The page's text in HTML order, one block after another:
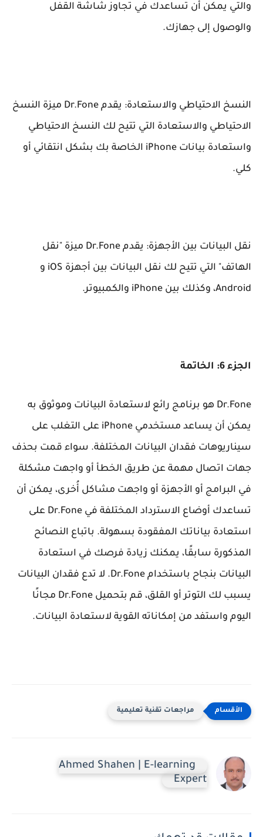
والتي يمكن أن تساعدك في تجاوز شاشة القفل
والوصول إلى جهازك.
النسخ الاحتياطي والاستعادة: يقدم Dr.Fone ميزة النسخ
الاحتياطي والاستعادة التي تتيح لك النسخ الاحتياطي
واستعادة بيانات iPhone الخاصة بك بشكل انتقائي أو
كلي.
نقل البيانات بين الأجهزة: يقدم Dr.Fone ميزة "نقل
الهاتف" التي تتيح لك نقل البيانات بين أجهزة iOS و
Android، وكذلك بين iPhone والكمبيوتر.
الجزء 6: الخاتمة
Dr.Fone هو برنامج رائع لاستعادة البيانات وموثوق به
يمكن أن يساعد مستخدمي iPhone على التغلب على
سيناريوهات فقدان البيانات المختلفة. سواء قمت بحذف
جهات اتصال مهمة عن طريق الخطأ أو واجهت مشكلة
في البرامج أو الأجهزة أو واجهت مشاكل أُخرى، يمكن أن
تساعدك أوضاع الاسترداد المختلفة في Dr.Fone على
استعادة بياناتك المفقودة بسهولة. باتباع النصائح
المذكورة سابقًا، يمكنك زيادة فرصك في استعادة
البيانات بنجاح باستخدام Dr.Fone. لا تدع فقدان البيانات
يسبب لك التوتر أو القلق، قم بتحميل Dr.Fone مجانًا
اليوم واستفد من إمكاناته القوية لاستعادة البيانات.
مراجعات تقنية تعليمية
Ahmed Shahen | E-learning
Expert